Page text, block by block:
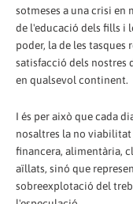
sotmeses a una crisi en
de l'educació dels fills i
poder, la de les tasques
satisfacció dels nostres
en qualsevol continent.
I és per això que cada
nosaltres la no
financera, alimentària,
aïllats, sinó que
sobreexplotació del